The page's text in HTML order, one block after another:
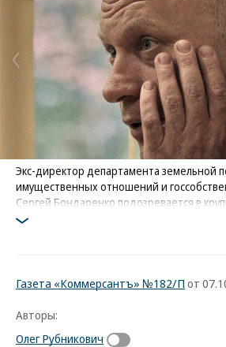
Экс-директор департамента земельной
имущественных отношений и
Сергей Бондаренко подозревается в
Фото: РИА НОВОСТИ
Газета «Коммерсантъ» №182/П от
Авторы:
Олег Рубникович